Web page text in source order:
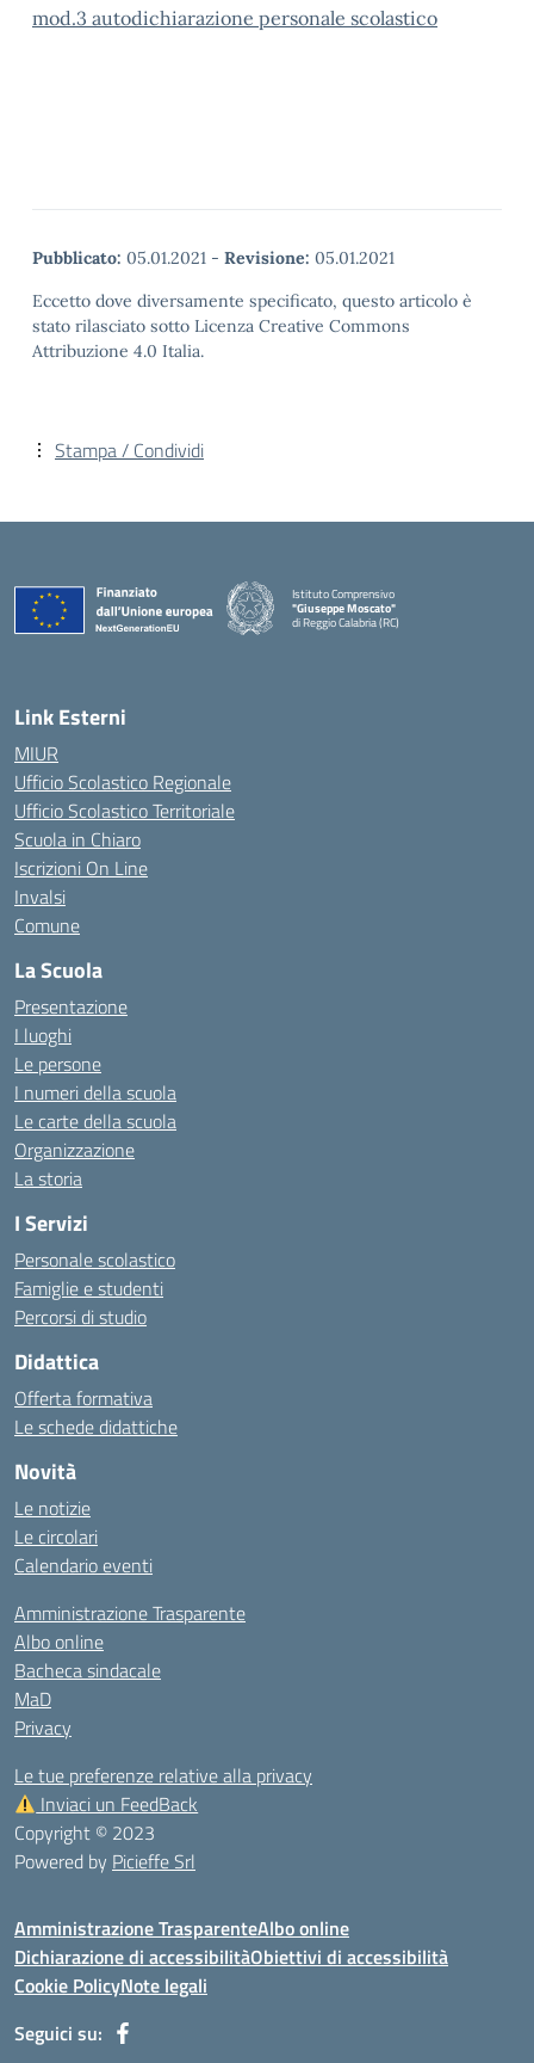
mod.3 autodichiarazione personale scolastico
Pubblicato: 05.01.2021 - Revisione: 05.01.2021
Eccetto dove diversamente specificato, questo articolo è
stato rilasciato sotto Licenza Creative Commons
Attribuzione 4.0 Italia.
Stampa / Condividi
Istituto Comprensivo
"Giuseppe Moscato"
di Reggio Calabria (RC)
— Visita la pagina iniziale della scuola
Link Esterni
MIUR
Ufficio Scolastico Regionale
Ufficio Scolastico Territoriale
Scuola in Chiaro
Iscrizioni On Line
Invalsi
Comune
La Scuola
Presentazione
I luoghi
Le persone
I numeri della scuola
Le carte della scuola
Organizzazione
La storia
I Servizi
Personale scolastico
Famiglie e studenti
Percorsi di studio
Didattica
Offerta formativa
Le schede didattiche
Novità
Le notizie
Le circolari
Calendario eventi
Amministrazione Trasparente
Albo online
Bacheca sindacale
MaD
Privacy
Le tue preferenze relative alla privacy
Inviaci un FeedBack
Copyright © 2023
Powered by Picieffe Srl
Amministrazione TrasparenteAlbo online
Dichiarazione di accessibilitàObiettivi di accessibilità
Cookie PolicyNote legali
Seguici su: